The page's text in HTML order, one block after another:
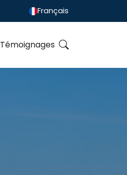
Français
Témoignages